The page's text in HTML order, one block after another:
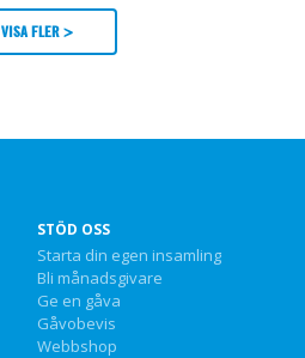
VISA FLER >
STÖD OSS
Starta din egen insamling
Bli månadsgivare
Ge en gåva
Gåvobevis
Webbshop